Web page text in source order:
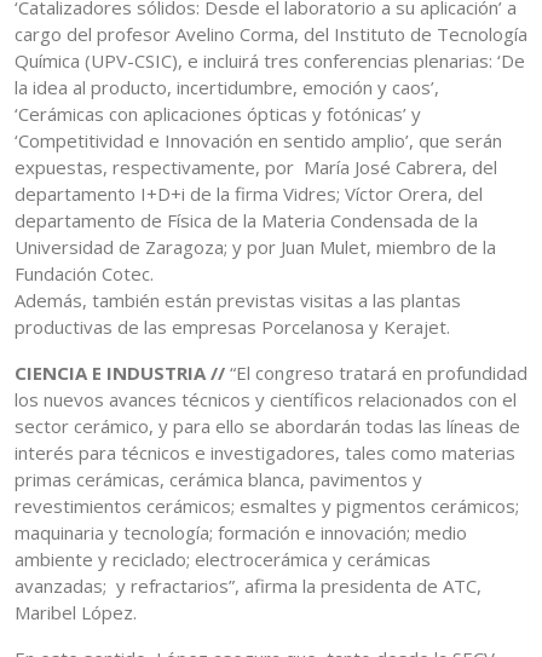
‘Catalizadores sólidos: Desde el laboratorio a su aplicación’ a
cargo del profesor Avelino Corma, del Instituto de Tecnología
Química (UPV-CSIC), e incluirá tres conferencias plenarias: ‘De
la idea al producto, incertidumbre, emoción y caos’,
‘Cerámicas con aplicaciones ópticas y fotónicas’ y
‘Competitividad e Innovación en sentido amplio’, que serán
expuestas, respectivamente, por María José Cabrera, del
departamento I+D+i de la firma Vidres; Víctor Orera, del
departamento de Física de la Materia Condensada de la
Universidad de Zaragoza; y por Juan Mulet, miembro de la
Fundación Cotec.
Además, también están previstas visitas a las plantas
productivas de las empresas Porcelanosa y Kerajet.
CIENCIA E INDUSTRIA // “El congreso tratará en profundidad
los nuevos avances técnicos y científicos relacionados con el
sector cerámico, y para ello se abordarán todas las líneas de
interés para técnicos e investigadores, tales como materias
primas cerámicas, cerámica blanca, pavimentos y
revestimientos cerámicos; esmaltes y pigmentos cerámicos;
maquinaria y tecnología; formación e innovación; medio
ambiente y reciclado; electrocerámica y cerámicas
avanzadas; y refractarios”, afirma la presidenta de ATC,
Maribel López.